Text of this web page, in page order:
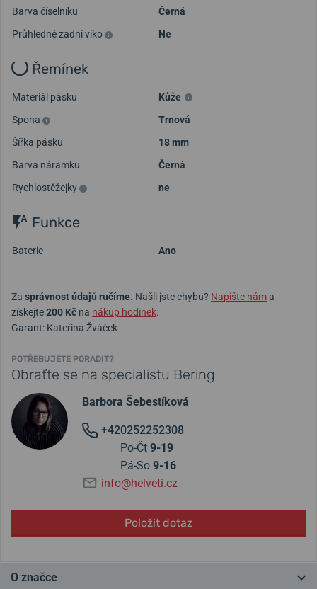
Barva číselníku
Černá
Průhledné zadní víko
Ne
Řemínek
Materiál pásku
Kůže
Spona
Trnová
Šířka pásku
18 mm
Barva náramku
Černá
Rychlostěžejky
ne
Funkce
Baterie Ano
Za správnost údajů ručíme. Našli jste chybu? Napište náma
získejte200 Kč na nákup hodinek.
Garant: Kateřina Žváček
POTŘEBUJETE PORADIT?
Obraťte se na specialistu Bering
Barbora Šebestíková
+420252252308
Po-Čt 9-19
Pá-So 9-16
info@helveti.cz
Položit dotaz
O značce